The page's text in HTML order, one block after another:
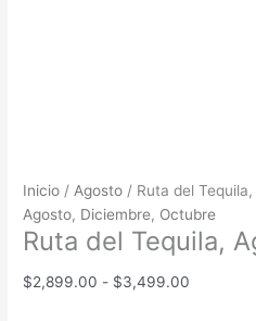
Inicio / Agosto / Ruta del
Agosto, Diciembre, Octubre
Ruta del Tequila,
$2,899.00 - $3,499.00